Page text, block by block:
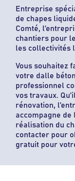
Entreprise
de chapes
Comté,
chantiers pour
les collectivités
Vous souhaitez
votre dalle
professionnel
vos travaux.
rénovation,
accompagne
réalisation du
contacter pour
gratuit pour